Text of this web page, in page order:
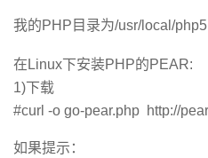
的
博
我
的
坛
我
圈
的
我
我的PHP目录为/usr/local/php5
在Linux下安装PHP的PEAR:
1)下载
#curl -o go-pear.php http://
如果提示：